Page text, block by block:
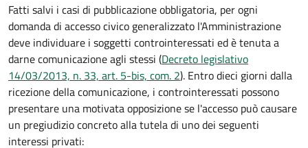
Fatti salvi i casi di pubblicazione obbligatoria, per ogni
domanda di accesso civico generalizzato l'Amministrazione
deve individuare i soggetti controinteressati ed è tenuta a
darne comunicazione agli stessi (Decreto legislativo
14/03/2013, n. 33, art. 5-bis, com. 2). Entro dieci giorni dalla
ricezione della comunicazione, i controinteressati possono
presentare una motivata opposizione se l'accesso può causare
un pregiudizio concreto alla tutela di uno dei seguenti
interessi privati: